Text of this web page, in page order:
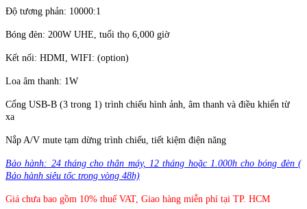
Độ tương phản: 10000:1
Bóng đèn: 200W UHE, tuổi thọ 6,000 giờ
Kết nối: HDMI, WIFI: (option)
Loa âm thanh: 1W
Cổng USB-B (3 trong 1) trình chiếu hình ảnh, âm thanh và điều khiển từ
xa
Nắp A/V mute tạm dừng trình chiếu, tiết kiệm điện năng
Bảo hành: 24 tháng cho thân máy, 12 tháng hoặc 1.000h cho bóng đèn (
Bảo hành siêu tốc trong vòng 48h)
Giá chưa bao gồm 10% thuế VAT, Giao hàng miễn phí tại TP. HCM